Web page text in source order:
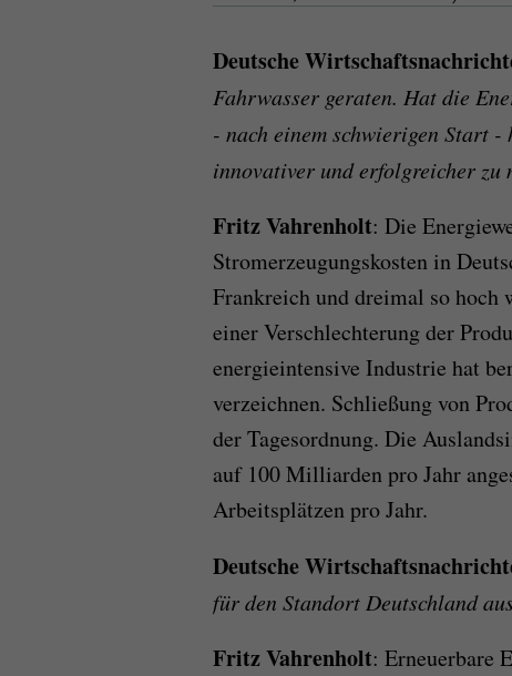
Deutsche
Fahrwasser geraten. Hat die
- nach einem schwierigen Start
innovativer und erfolgreicher zu
Fritz Vahrenholt: Die
Stromerzeugungskosten in
Frankreich und dreimal so hoch
einer Verschlechterung der
energieintensive Industrie hat
verzeichnen. Schließung von
der Tagesordnung. Die
auf 100 Milliarden pro Jahr
Arbeitsplätzen pro Jahr.
Deutsche
für den Standort Deutschland
Fritz Vahrenholt: Erneuerbare